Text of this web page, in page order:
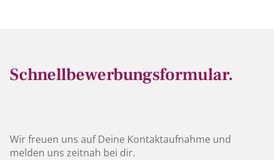
Schnellbewerbungsformular.
Wir freuen uns auf Deine Kontaktaufnahme und
melden uns zeitnah bei dir.